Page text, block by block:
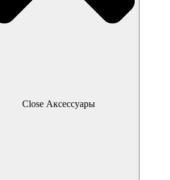
Close Аксессуары